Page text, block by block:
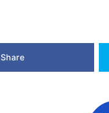
Share